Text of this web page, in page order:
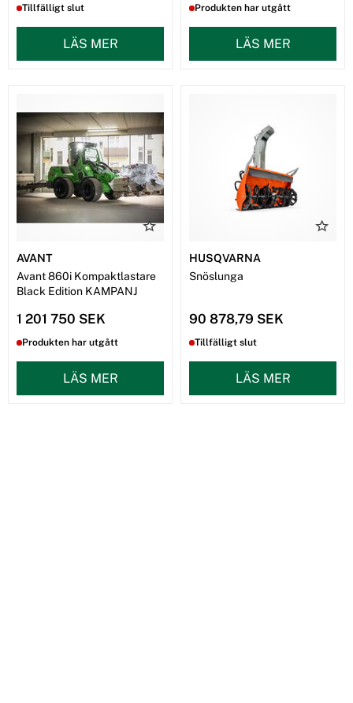
Tillfälligt slut
LÄS MER
Produkten har utgått
LÄS MER
AVANT
Avant 860i Kompaktlastare
Black Edition KAMPANJ
1 201 750 SEK
Produkten har utgått
LÄS MER
HUSQVARNA
Snöslunga
90 878,79 SEK
Tillfälligt slut
LÄS MER